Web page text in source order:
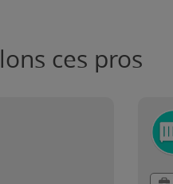
ces pros